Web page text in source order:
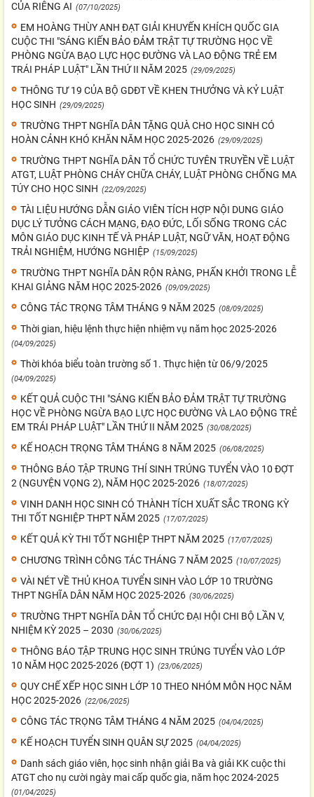
CỦA RIÊNG AI (07/10/2025)
EM HOÀNG THÙY ANH ĐẠT GIẢI KHUYẾN KHÍCH QUỐC GIA
CUỘC THI "SÁNG KIẾN BẢO ĐẢM TRẬT TỰ TRƯỜNG HỌC VỀ
PHÒNG NGỪA BẠO LỰC HỌC ĐƯỜNG VÀ LAO ĐỘNG TRẺ EM
TRÁI PHÁP LUẬT" LẦN THỨ II NĂM 2025 (29/09/2025)
THÔNG TƯ 19 CỦA BỘ GDĐT VỀ KHEN THƯỞNG VÀ KỶ LUẬT
HỌC SINH (29/09/2025)
TRƯỜNG THPT NGHĨA DÂN TẶNG QUÀ CHO HỌC SINH CÓ
HOÀN CẢNH KHÓ KHĂN NĂM HỌC 2025-2026 (29/09/2025)
TRƯỜNG THPT NGHĨA DÂN TỔ CHỨC TUYÊN TRUYỀN VỀ LUẬT
ATGT, LUẬT PHÒNG CHÁY CHỮA CHÁY, LUẬT PHÒNG CHỐNG MA
TÚY CHO HỌC SINH (22/09/2025)
TÀI LIỆU HƯỚNG DẪN GIÁO VIÊN TÍCH HỢP NỘI DUNG GIÁO
DỤC LÝ TƯỞNG CÁCH MẠNG, ĐẠO ĐỨC, LỐI SỐNG TRONG CÁC
MÔN GIÁO DỤC KINH TẾ VÀ PHÁP LUẬT, NGỮ VĂN, HOẠT ĐỘNG
TRẢI NGHIỆM, HƯỚNG NGHIỆP (15/09/2025)
TRƯỜNG THPT NGHĨA DÂN RỘN RÀNG, PHẤN KHỞI TRONG LỄ
KHAI GIẢNG NĂM HỌC 2025-2026 (09/09/2025)
CÔNG TÁC TRỌNG TÂM THÁNG 9 NĂM 2025 (08/09/2025)
Thời gian, hiệu lệnh thực hiện nhiệm vụ năm học 2025-2026
(04/09/2025)
Thời khóa biểu toàn trường số 1. Thực hiện từ 06/9/2025
(04/09/2025)
KẾT QUẢ CUỘC THI "SÁNG KIẾN BẢO ĐẢM TRẬT TỰ TRƯỜNG
HỌC VỀ PHÒNG NGỪA BẠO LỰC HỌC ĐƯỜNG VÀ LAO ĐỘNG TRẺ
EM TRÁI PHÁP LUẬT" LẦN THỨ II NĂM 2025 (30/08/2025)
KẾ HOẠCH TRỌNG TÂM THÁNG 8 NĂM 2025 (06/08/2025)
THÔNG BÁO TẬP TRUNG THÍ SINH TRÚNG TUYỂN VÀO 10 ĐỢT
2 (NGUYỆN VỌNG 2), NĂM HỌC 2025-2026 (18/07/2025)
VINH DANH HỌC SINH CÓ THÀNH TÍCH XUẤT SẮC TRONG KỲ
THI TỐT NGHIỆP THPT NĂM 2025 (17/07/2025)
KẾT QUẢ KỲ THI TỐT NGHIỆP THPT NĂM 2025 (17/07/2025)
CHƯƠNG TRÌNH CÔNG TÁC THÁNG 7 NĂM 2025 (10/07/2025)
VÀI NÉT VỀ THỦ KHOA TUYỂN SINH VÀO LỚP 10 TRƯỜNG
THPT NGHĨA DÂN NĂM HỌC 2025-2026 (30/06/2025)
TRƯỜNG THPT NGHĨA DÂN TỔ CHỨC ĐẠI HỘI CHI BỘ LẦN V,
NHIỆM KỲ 2025 – 2030 (30/06/2025)
THÔNG BÁO TẬP TRUNG HỌC SINH TRÚNG TUYỂN VÀO LỚP
10 NĂM HỌC 2025-2026 (ĐỢT 1) (23/06/2025)
QUY CHẾ XẾP HỌC SINH LỚP 10 THEO NHÓM MÔN HỌC NĂM
HỌC 2025-2026 (22/06/2025)
CÔNG TÁC TRỌNG TÂM THÁNG 4 NĂM 2025 (04/04/2025)
KẾ HOẠCH TUYỂN SINH QUÂN SỰ 2025 (04/04/2025)
Danh sách giáo viên, học sinh nhận giải Ba và giải KK cuộc thi
ATGT cho nụ cười ngày mai cấp quốc gia, năm học 2024-2025
(01/04/2025)